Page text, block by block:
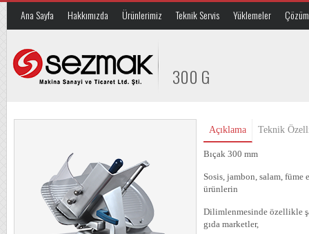
Ana Sayfa Hakkımızda Ürünlerimiz Teknik Servis Yüklemeler
300 G
Açıklama Teknik
Bıçak 300 mm
Sosis, jambon, salam, füme
ürünlerin
Dilimlenmesinde özellikle
gıda marketler,